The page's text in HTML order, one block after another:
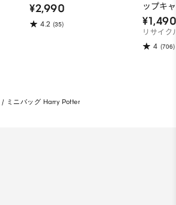
¥2,990
4.2 (35)
ップキ
リサイク
4 (706)
/ ミニバッグ Harry Potter